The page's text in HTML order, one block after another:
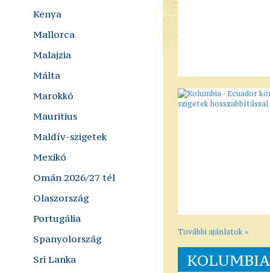
Kenya
Mallorca
Malajzia
Málta
Marokkó
Mauritius
Maldív-szigetek
Mexikó
Omán 2026/27 tél
Olaszország
Portugália
Spanyolország
Sri Lanka
További ajánlatok »